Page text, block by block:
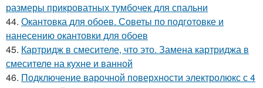
размеры прикроватных тумбочек для спальни
44. Окантовка для обоев. Советы по подготовке и
нанесению окантовки для обоев
45. Картридж в смесителе, что это. Замена картриджа в
смесителе на кухне и ванной
46. Подключение варочной поверхности электролюкс с 4